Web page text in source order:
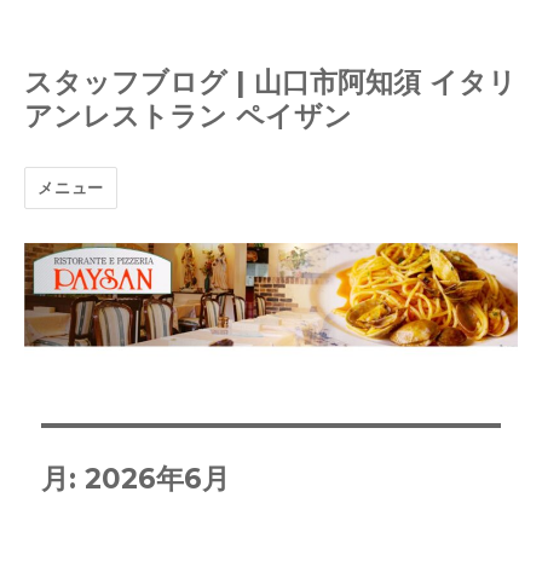
スタッフブログ | 山口市阿知須 イタリ
アンレストラン ペイザン
メニュー
月:2026年6月